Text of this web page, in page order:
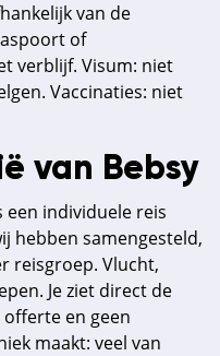
van de
of
verblijf. Visum: niet
Vaccinaties: niet
van Bebsy
een individuele reis
hebben samengesteld,
reisgroep. Vlucht,
Je ziet direct de
en geen
maakt: veel van